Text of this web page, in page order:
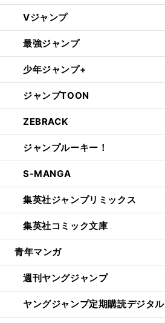
Vジャンプ
最強ジャンプ
少年ジャンプ+
ジャンプTOON
ZEBRACK
ジャンプルーキー！
S-MANGA
集英社ジャンプリミックス
集英社コミック文庫
青年マンガ
週刊ヤングジャンプ
ヤングジャンプ定期購読デジタル